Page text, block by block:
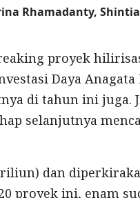
Rhamadanty,
proyek
Daya
di tahun ini juga.
selanjutnya
dan
proyek ini, enam